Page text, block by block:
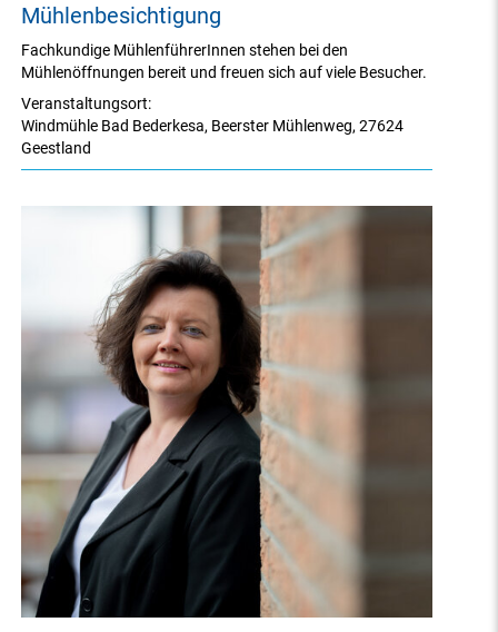
Mühlenbesichtigung
Veranstaltungsort:
Windmühle Bad Bederkesa, Beerster Mühlenweg,27624
Geestland
Fachkundige MühlenführerInnen stehen bei den
Mühlenöffnungen bereit und freuen sich auf viele Besucher.